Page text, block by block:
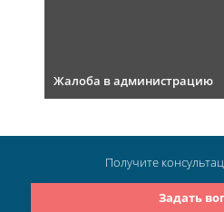
Жалоба в администрацию
Задать
Получите